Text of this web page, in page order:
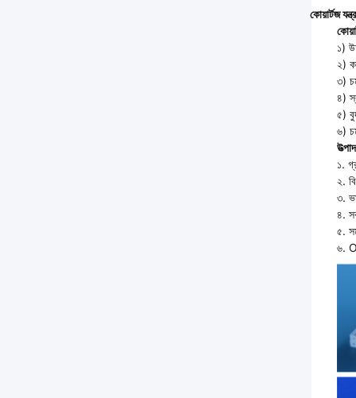
কোয়ার্টজ
১)
২)
৩)
৪)
৫)
৬)
১.
২.
৩.
৪.
৫.
৬.